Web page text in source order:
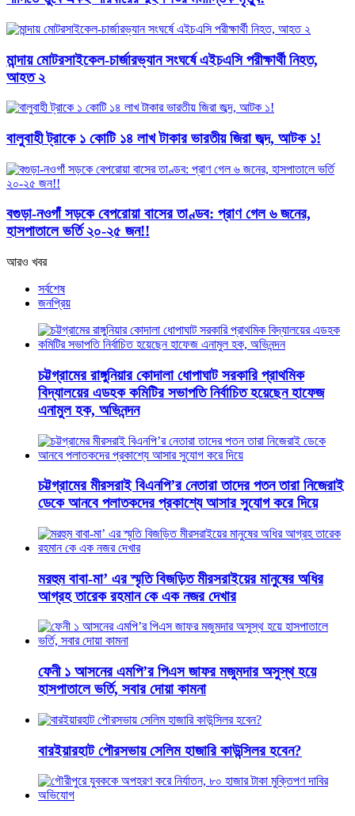
মান্দায় মোটরসাইকেল-চার্জারভ্যান সংঘর্ষে এইচএসি পরীক্ষার্থী নিহত,
আহত ২
বালুবাহী ট্রাকে ১ কোটি ১৪ লাখ টাকার ভারতীয় জিরা জব্দ, আটক ১!
বগুড়া-নওগাঁ সড়কে বেপরোয়া বাসের তাণ্ডব: প্রাণ গেল ৬ জনের,
হাসপাতালে ভর্তি ২০-২৫ জন!!
আরও খবর
সর্বশেষ
জনপ্রিয়
চট্টগ্রামের রাঙ্গুনিয়ার কোদালা ধোপাঘাট সরকারি প্রাথমিক
বিদ্যালয়ের এডহক কমিটির সভাপতি নির্বাচিত হয়েছেন হাফেজ
এনামুল হক, অভিনন্দন
চট্টগ্রামের মীরসরাই বিএনপি’র নেতারা তাদের পতন তারা নিজেরাই
ডেকে আনবে পলাতকদের প্রকাশ্যে আসার সুযোগ করে দিয়ে
মরহুম বাবা-মা’ এর স্মৃতি বিজড়িত মীরসরাইয়ের মানুষের অধির
আগ্রহ তারেক রহমান কে এক নজর দেখার
ফেনী ১ আসনের এমপি’র পিএস জাফর মজুমদার অসুস্থ হয়ে
হাসপাতালে ভর্তি, সবার দোয়া কামনা
বারইয়ারহাট পৌরসভায় সেলিম হাজারি কাউন্সিলর হবেন?